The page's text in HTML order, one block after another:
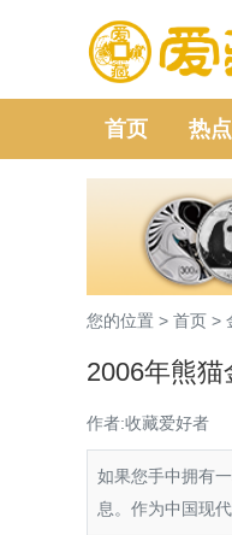
首页 热点
您的位置 > 首页 >
2006年熊
作者:收藏爱好者
如果您手中拥有
息。作为中国现